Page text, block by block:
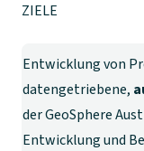
ZIELE
Entwicklung von
datengetriebene,
der GeoSphere
Entwicklung und